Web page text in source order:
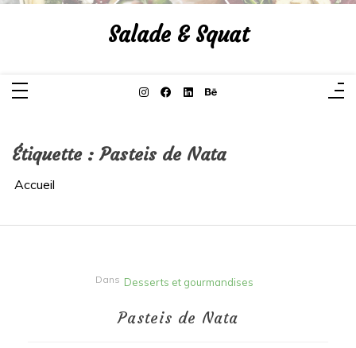
Aller
Salade & Squat
Étiquette :Pasteis de Nata
Accueil
Dans Desserts et gourmandises
Pasteis de Nata